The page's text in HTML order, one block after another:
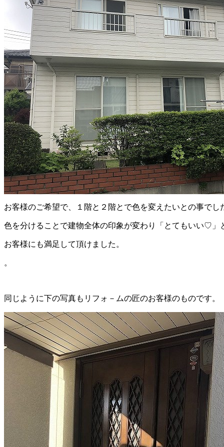
お客様のご希望で、１階と２階とで色を変えたいとの事でし
色を分けることで建物全体の印象が変わり「とてもいい♡」
お客様にも満足して頂けました。
。
同じように下の写真もリフォ－ムの匠のお客様のものです。